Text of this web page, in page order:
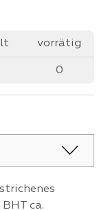
vorrätig
0
ca.